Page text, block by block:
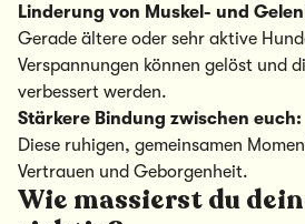
Linderung von Muskel- und
Gerade ältere oder sehr aktive
Verspannungen können gelöst und
verbessert werden.
Stärkere Bindung zwischen euch:
Diese ruhigen, gemeinsamen
Vertrauen und Geborgenheit.
Wie massierst du